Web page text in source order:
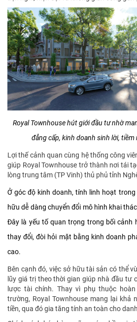
Royal Townhouse hút giới đầu tư nhờ
đẳng cấp, kinh doanh sinh lời, tiềm
Lợi thế cảnh quan cùng hệ thống công
giúp Royal Townhouse trở thành nơi tái
lòng trung tâm (TP Vinh) thủ phủ tỉnh
Ở góc độ kinh doanh, tính linh hoạt
hữu dễ dàng chuyển đổi mô hình khai
Đây là yếu tố quan trọng trong bối cảnh
thay đổi, đòi hỏi mặt bằng kinh doanh
cao.
Bên cạnh đó, việc sở hữu tài sản có thể
lũy giá trị theo thời gian giúp nhà đầu tư
lược tài chính. Thay vì phụ thuộc
trường, Royal Townhouse mang lại khả
tiền, qua đó gia tăng tính an toàn cho